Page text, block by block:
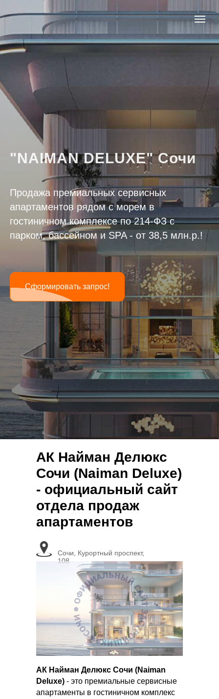
"NAIMAN DELUXE" Сочи
Продажа премиальных сервисных
апартаментов рядом с морем в
гостиничном комплексе по 214-ФЗ с
парком, бассейном и SPA - от 38,5 млн.р.!
Сформировать запрос!
АК Найман Делюкс
Сочи (Naiman Deluxe)
- официальный сайт
отдела продаж
апартаментов
АК Найман Делюкс Сочи (Naiman
Deluxe) - это премиальные сервисные
апартаменты в гостиничном комплекс
Сочи, Курортный проспект,
108